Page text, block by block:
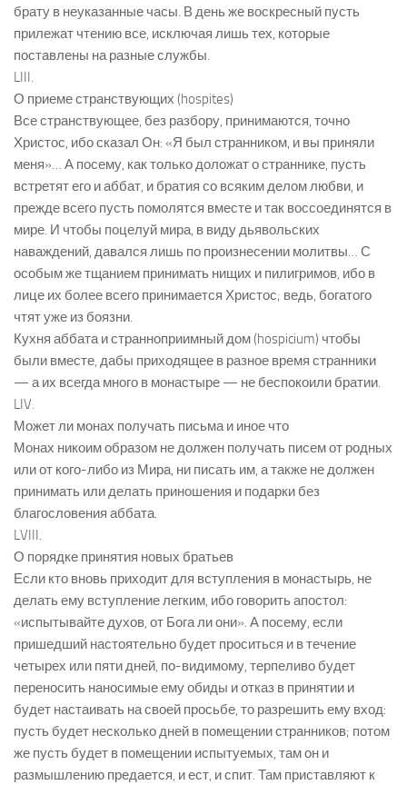
брату в неуказанные часы. В день же воскресный пусть
прилежат чтению все, исключая лишь тех, которые
поставлены на разные службы.
LIII.
О приеме странствующих (hospites)
Все странствующее, без разбору, принимаются, точно
Христос, ибо сказал Он: «Я был странником, и вы приняли
меня»… А посему, как только доложат о страннике, пусть
встретят его и аббат, и братия со всяким делом любви, и
прежде всего пусть помолятся вместе и так воссоединятся в
мире. И чтобы поцелуй мира, в виду дьявольских
наваждений, давался лишь по произнесении молитвы… С
особым же тщанием принимать нищих и пилигримов, ибо в
лице их более всего принимается Христос; ведь, богатого
чтят уже из боязни.
Кухня аббата и странноприимный дом (hospicium) чтобы
были вместе, дабы приходящее в разное время странники
— а их всегда много в монастыре — не беспокоили братии.
LIV.
Может ли монах получать письма и иное что
Монах никоим образом не должен получать писем от родных
или от кого-либо из Мира, ни писать им, а также не должен
принимать или делать приношения и подарки без
благословения аббата.
LVIII.
О порядке принятия новых братьев
Если кто вновь приходит для вступления в монастырь, не
делать ему вступление легким, ибо говорить апостол:
«испытывайте духов, от Бога ли они». А посему, если
пришедший настоятельно будет проситься и в течение
четырех или пяти дней, по-видимому, терпеливо будет
переносить наносимые ему обиды и отказ в принятии и
будет настаивать на своей просьбе, то разрешить ему вход:
пусть будет несколько дней в помещении странников; потом
же пусть будет в помещении испытуемых, там он и
размышлению предается, и ест, и спит. Там приставляют к